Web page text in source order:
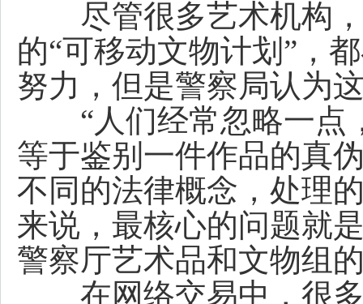
尽管很多艺术机构，
的“可移动文物计划”，
努力，但是警察局认为
“人们经常忽略一点
等于鉴别一件作品的真
不同的法律概念，处理
来说，最核心的问题就
警察厅艺术品和文物组
在网络交易中，很多